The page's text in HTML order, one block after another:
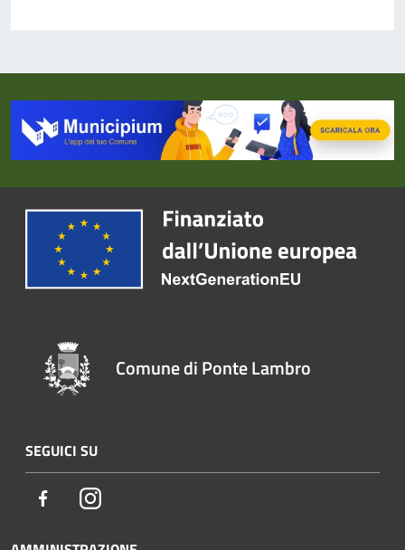
Comune di Ponte Lambro
SEGUICI SU
FacebookInstagram